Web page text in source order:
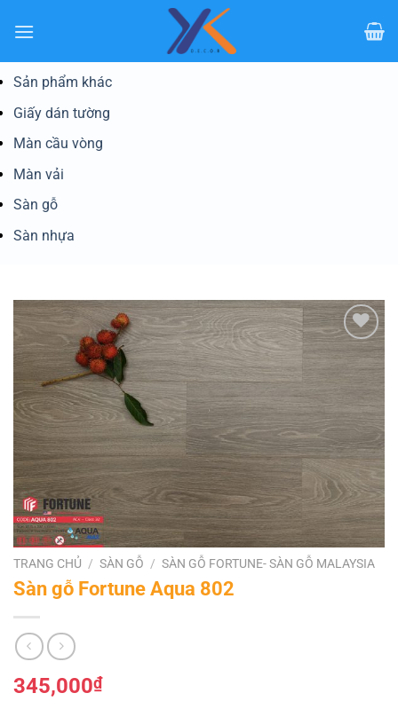
qua
dungSản phẩm khác
Giấy dán tường
Màn cầu vòng
Màn vải
Sàn gỗ
Sàn nhựa
Yêu
thích
TRANG CHỦ / SÀN GỖ / SÀN GỖ FORTUNE- SÀN GỖ MALAYSIA
Sàn gỗ Fortune Aqua 802
345,000₫